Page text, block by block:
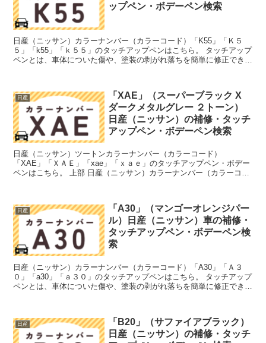
ップペン・ボデーペン検索
日産（ニッサン）カラーナンバー（カラーコード）「K55」「Ｋ５
５」「k55」「ｋ５５」のタッチアップペンはこちら。 タッチアップ
ペンとは、車体についた傷や、塗装の剥がれ落ちを簡単に修正できる
日産
「XAE」（スーパーブラック Χ
ダークメタルグレー ２トーン）
日産（ニッサン）の補修・タッチ
アップペン・ボデーペン検索
日産（ニッサン）ツートンカラーナンバー（カラーコード）
「XAE」「ＸＡＥ」「xae」「ｘａｅ」のタッチアップペン・ボデー
ペンはこちら。 上部 日産（ニッサン）カラーナンバー（カラーコー
日産
「A30」（マンゴーオレンジパー
ル）日産（ニッサン）車の補修・
タッチアップペン・ボデーペン検
索
日産（ニッサン）カラーナンバー（カラーコード）「A30」「Ａ３
０」「a30」「ａ３０」のタッチアップペンはこちら。 タッチアップ
ペンとは、車体についた傷や、塗装の剥がれ落ちを簡単に修正できる
日産
「B20」（サファイアブラック）
日産（ニッサン）の補修・タッチ